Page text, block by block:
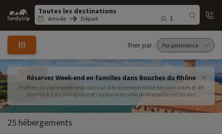
Family
trip
Arrivée Départ 1
Trier par :
Réservez Week-end en familles dans Bouches du Rhône
Profitez de votre week-end dans un département riche de contrastes et de
diversité. La cosmopolite et rayonnante ville de Marseille est un des
naturels de Camargue , les villages pittoresques du Luberon ou les
calanques escarpées !
25 hébergements